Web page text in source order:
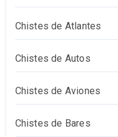
Chistes de Atlantes
Chistes de Autos
Chistes de Aviones
Chistes de Bares